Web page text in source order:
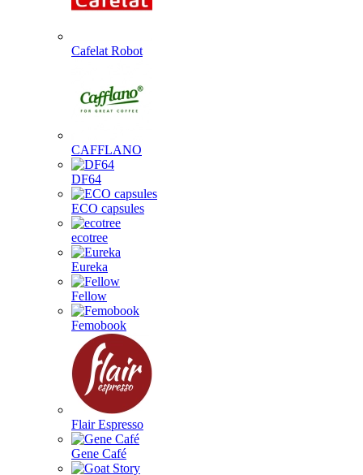
Cafelat Robot
CAFFLANO
DF64
ECO capsules
ecotree
Eureka
Fellow
Femobook
Flair Espresso
Gene Café